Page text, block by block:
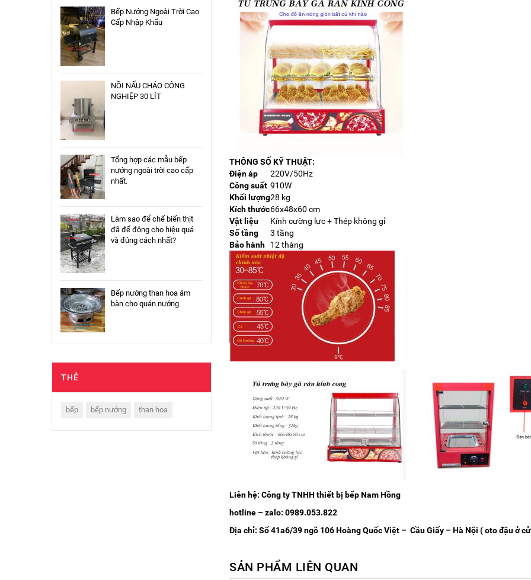
THÔNG SỐ KỸ THUẬT:
Điện áp
220V/50Hz
Công suất 910W
Khối lượng28 kg
Kích thước66x48x60 cm
Vật liệu
Kính cường lực + Thép không gỉ
Số tầng
3 tầng
Bảo hành
12 tháng
Liên hệ: Công ty TNHH thiết bị bếp Nam Hồng
hotline – zalo: 0989.053.822
Địa chỉ: Số 41a6/39 ngõ 106 Hoàng Quốc Việt – Cầu Giấy – Hà Nội ( oto đậu ở
SẢN PHẨM LIÊN QUAN
Bếp Nướng Ngoài Trời Cao
Cấp Nhập Khẩu
NỒI NẤU CHÁO CÔNG
NGHIỆP 30 LÍT
Tổng hợp các mẫu bếp
nướng ngoài trời cao cấp
nhất.
Làm sao để chế biến thịt
đã để đông cho hiệu quả
và đúng cách nhất?
Bếp nướng than hoa âm
bàn cho quán nướng
THẺ
bếp bếp nướng than hoa